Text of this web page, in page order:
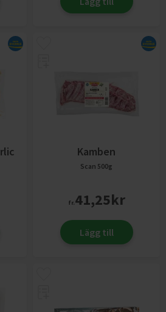
Kamben
Scan 500g
fr.41,25kr
Lägg till